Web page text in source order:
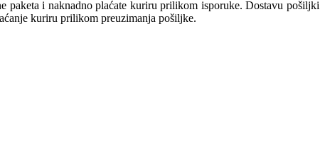
i naknadno plaćate kuriru prilikom isporuke. Dostavu pošiljki
kuriru prilikom preuzimanja pošiljke.